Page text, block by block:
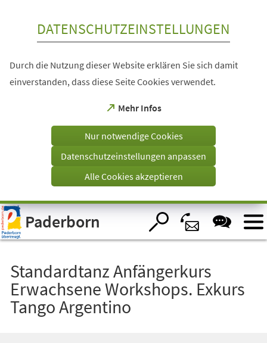
Visuelle
Assistenzsoftware
öffnen.
DATENSCHUTZEINSTELLUNGEN
Durch die Nutzung dieser Website erklären Sie sich damit
einverstanden, dass diese Seite Cookies verwendet.
Mehr Infos
(Öffnet
einem
Tab)
Nur notwendige Cookies
Datenschutzeinstellungen anpassen
Alle Cookies akzeptieren
Paderborn
Standardtanz Anfängerkurs
Erwachsene Workshops. Exkurs
Tango Argentino